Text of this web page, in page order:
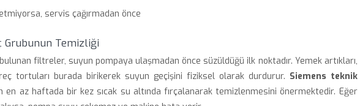
servis çağırmadan önce
Grubunun Temizliği
filtreler, suyun pompaya ulaşmadan önce süzüldüğü ilk noktadır. Yemek artıkları,
tortuları burada birikerek suyun geçişini fiziksel olarak durdurur. Siemens teknik
en az haftada bir kez sıcak su altında fırçalanarak temizlenmesini önermektedir. Eğer